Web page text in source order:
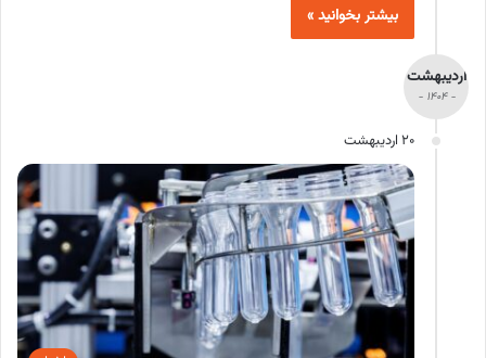
بیشتر بخوانید »
اردیبهشت
- 1404 -
20 اردیبهشت